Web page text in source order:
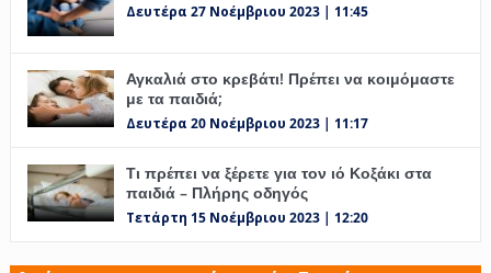
Δευτέρα 27 Νοέμβριου 2023 | 11:45
Αγκαλιά στο κρεβάτι! Πρέπει να κοιμόμαστε
με τα παιδιά;
Δευτέρα 20 Νοέμβριου 2023 | 11:17
Τι πρέπει να ξέρετε για τον ιό Κοξάκι στα
παιδιά – Πλήρης οδηγός
Τετάρτη 15 Νοέμβριου 2023 | 12:20